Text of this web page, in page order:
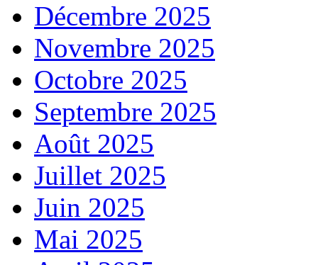
Décembre 2025
Novembre 2025
Octobre 2025
Septembre 2025
Août 2025
Juillet 2025
Juin 2025
Mai 2025